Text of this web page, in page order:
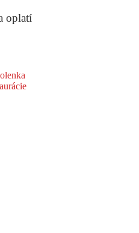
oplatí